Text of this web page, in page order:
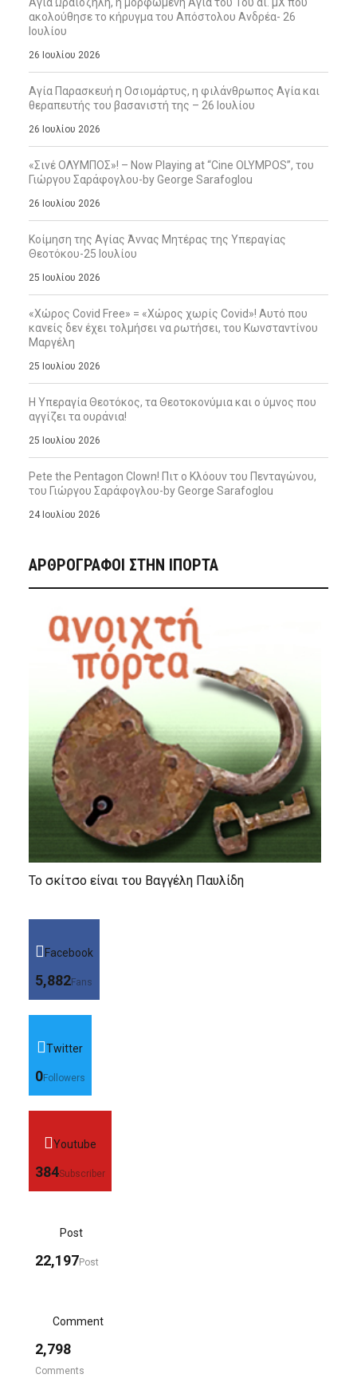
Αγία Ωραιοζήλη, η μορφωμένη Αγία του 1ου αι. μΧ που
ακολούθησε το κήρυγμα του Απόστολου Ανδρέα- 26
Ιουλίου
26 Ιουλίου 2026
Αγία Παρασκευή η Οσιομάρτυς, η φιλάνθρωπος Αγία και
θεραπευτής του βασανιστή της – 26 Ιουλίου
26 Ιουλίου 2026
«Σινέ ΟΛΥΜΠΟΣ»! – Now Playing at “Cine OLYMPOS”, του
Γιώργου Σαράφογλου-by George Sarafoglou
26 Ιουλίου 2026
Κοίμηση της Αγίας Άννας Μητέρας της Υπεραγίας
Θεοτόκου-25 Ιουλίου
25 Ιουλίου 2026
«Χώρος Covid Free» = «Χώρος χωρίς Covid»! Αυτό που
κανείς δεν έχει τολμήσει να ρωτήσει, του Κωνσταντίνου
Μαργέλη
25 Ιουλίου 2026
Η Υπεραγία Θεοτόκος, τα Θεοτοκονύμια και ο ύμνος που
αγγίζει τα ουράνια!
25 Ιουλίου 2026
Pete the Pentagon Clown! Πιτ ο Κλόουν του Πενταγώνου,
του Γιώργου Σαράφογλου-by George Sarafoglou
24 Ιουλίου 2026
ΑΡΘΡΟΓΡΑΦΟΙ ΣΤΗΝ IΠΟΡΤΑ
Το σκίτσο είναι του Βαγγέλη Παυλίδη
Facebook
5,882Fans
Twitter
0Followers
Youtube
384Subscriber
Post
22,197Post
Comment
2,798
Comments